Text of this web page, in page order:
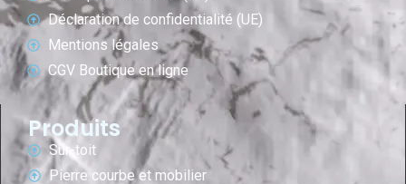
Déclaration de confidentialité (UE)
Mentions légales
CGV Boutique en ligne
Produits
Sur-toit
Pierre courbe et mobilier